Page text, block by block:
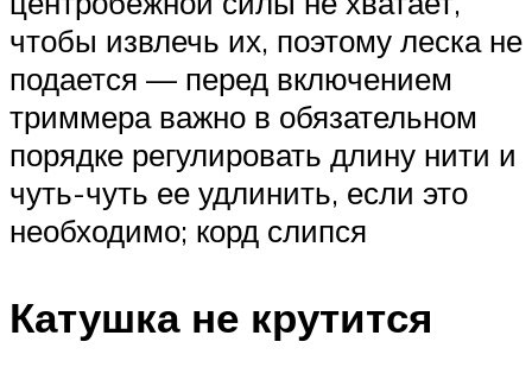
чтобы извлечь их, поэтому леска не
подается — перед включением
триммера важно в обязательном
порядке регулировать длину нити и
чуть-чуть ее удлинить, если это
необходимо; корд слипся
Катушка не крутится